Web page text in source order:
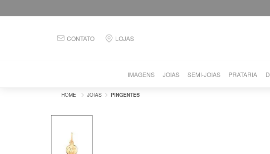
CONTATO LOJAS
IMAGENS JOIAS SEMI-JOIAS PRATARIA
JOIAS PINGENTES